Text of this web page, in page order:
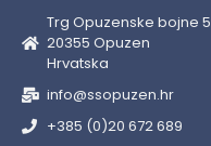
Trg Opuzenske bojne 5
20355 Opuzen
Hrvatska
info@ssopuzen.hr
+385 (0)20 672 689